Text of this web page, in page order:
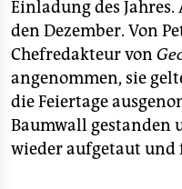
Einladung des Jahres.
den Dezember. Von
Chefredakteur von
angenommen, sie
die Feiertage
Baumwall gestanden
wieder aufgetaut und